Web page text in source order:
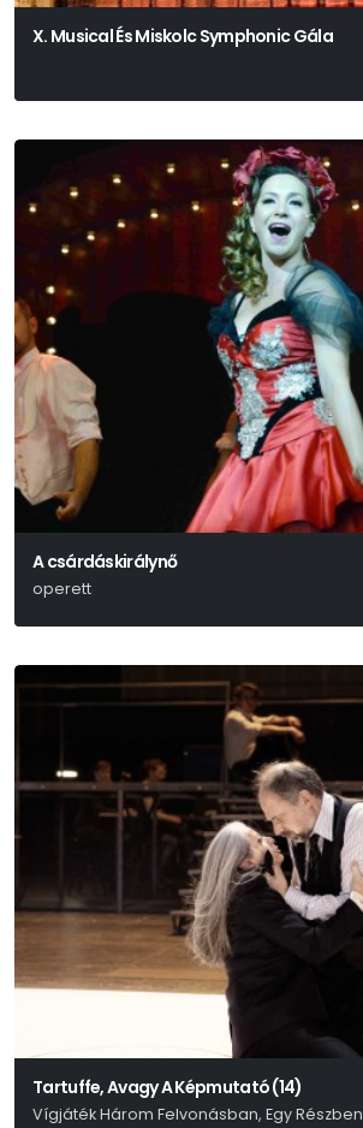
X. Musical És Miskolc Symphonic Gála
A csárdáskirálynő
operett
Tartuffe, Avagy A Képmutató (14)
Vígjáték Három Felvonásban, Egy Részben